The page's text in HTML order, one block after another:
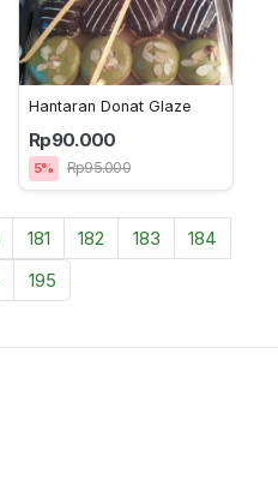
Hantaran Donat Glaze
Rp90.000
5% Rp95.000
181 182 183
184
195